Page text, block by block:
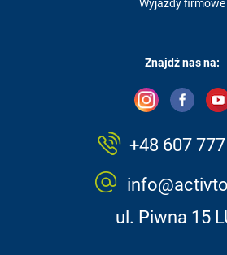
Wyjazdy firmowe
Znajdź nas na:
+48 607
ul. Piwna 15